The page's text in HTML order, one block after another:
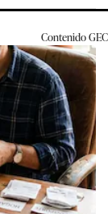
ContenidoGEC